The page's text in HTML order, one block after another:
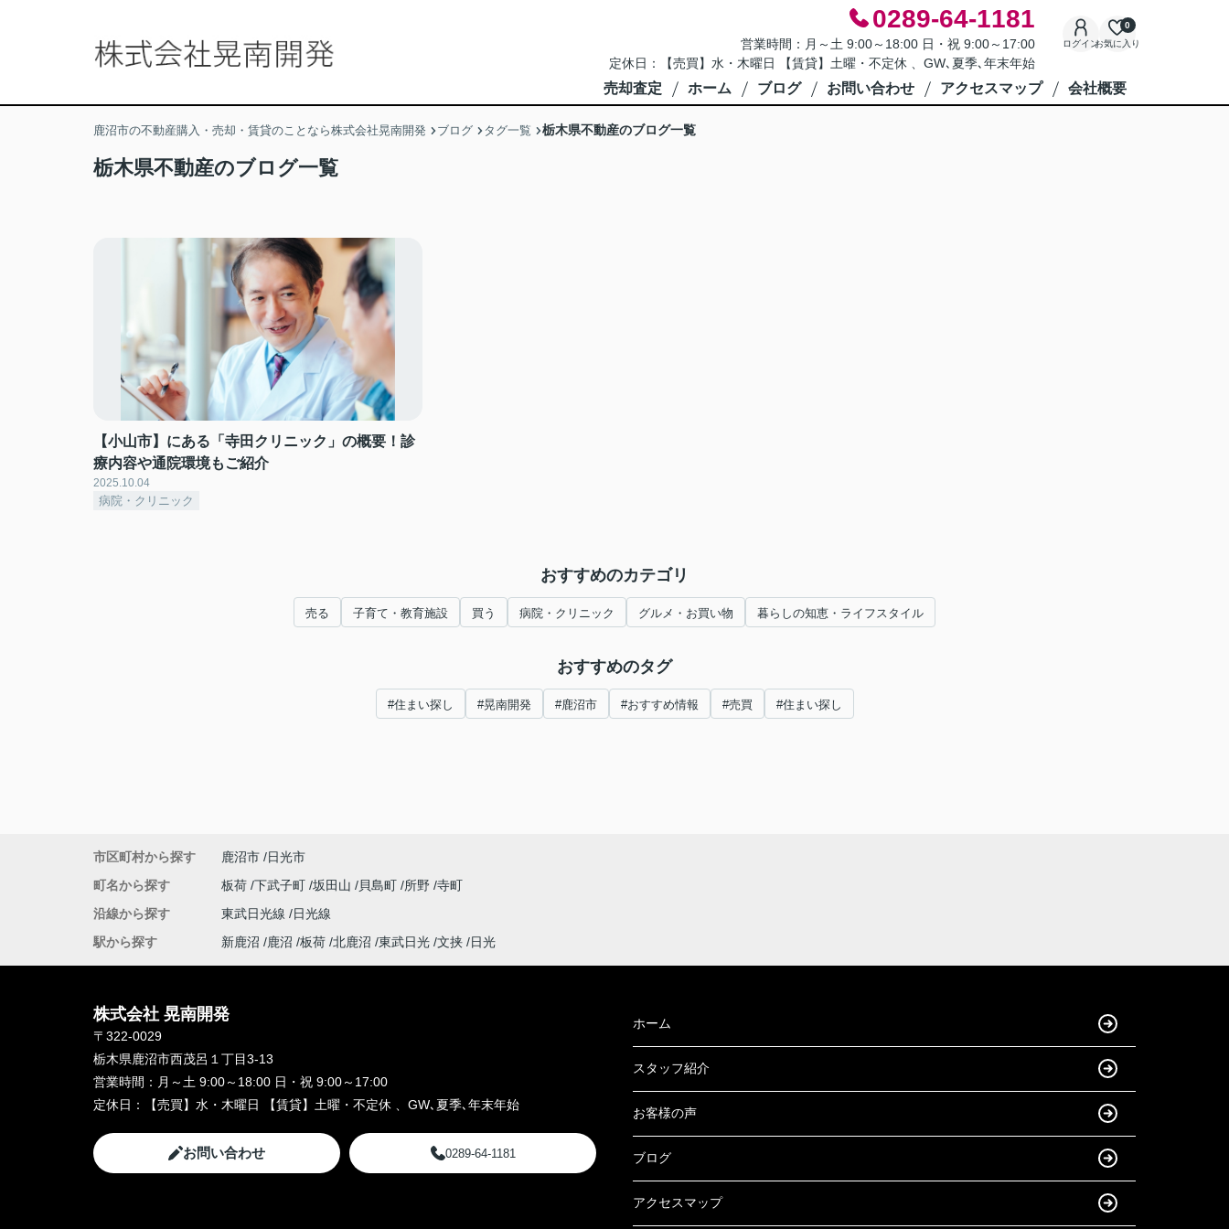
0289-64-1181
営業時間：月～土 9:00～18:00 日・祝 9:00～17:00
定休日：【売買】水・木曜日 【賃貸】土曜・不定休 、GW､夏季､年末年始
ログインお気に入り
0
売却査定 ホーム ブログ お問い合わせ アクセスマップ 会社概要
鹿沼市の不動産購入・売却・賃貸のことなら株式会社晃南開発 ブログ タグ一覧 栃木県不動産のブログ一覧
栃木県不動産のブログ一覧
【小山市】にある「寺田クリニック」の概要！診
療内容や通院環境もご紹介
2025.10.04
病院・クリニック
おすすめのカテゴリ
売る 子育て・教育施設 買う 病院・クリニック グルメ・お買い物 暮らしの知恵・ライフスタイル
おすすめのタグ
#住まい探し #晃南開発 #鹿沼市 #おすすめ情報 #売買 #住まい探し
市区町村から探す 鹿沼市
日光市
町名から探す
板荷 下武子町 坂田山 貝島町 所野 寺町
沿線から探す
東武日光線
日光線
駅から探す
新鹿沼 鹿沼 板荷 北鹿沼 東武日光 文挟 日光
株式会社 晃南開発
〒322-0029
栃木県鹿沼市西茂呂１丁目3-13
営業時間： 月～土 9:00～18:00 日・祝 9:00～17:00
定休日：
【売買】水・木曜日 【賃貸】土曜・不定休 、GW､夏季､年末年始
お問い合わせ 0289-64-1181
ホーム
スタッフ紹介
お客様の声
ブログ
アクセスマップ